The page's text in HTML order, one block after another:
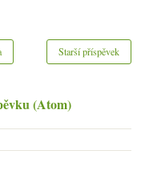
Starší příspěvek
(Atom)